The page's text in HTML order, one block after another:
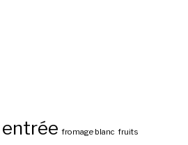
entrée fromage blanc fruits